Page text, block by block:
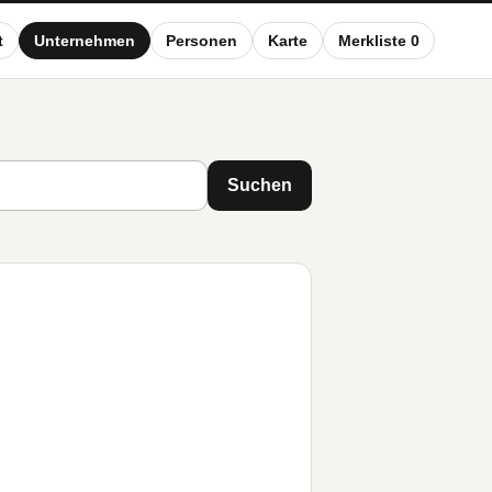
Unternehmen Personen Karte Merkliste 0
Suchen